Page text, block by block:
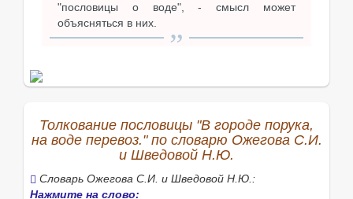
"пословицы о воде", - смысл может
объясняться в них.
Толкование пословицы "В городе порука,
на воде перевоз." по словарю Ожегова С.И.
и Шведовой Н.Ю.
Словарь Ожегова С.И. и Шведовой Н.Ю.:
Нажмите на слово: